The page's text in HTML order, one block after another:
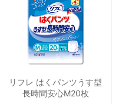
リフレ はくパンツうす型
長時間安心M20枚